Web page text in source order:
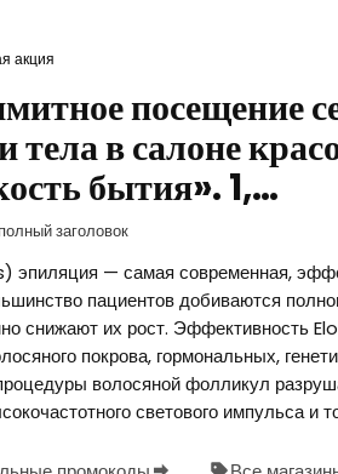
акция
посещение
тела в салоне
бытия». 1,…
заголовок
эпиляция — самая современная,
пациентов добиваются
снижают их рост. Эффективность
покрова, гормональных,
волосяной фолликул
светового импульса и